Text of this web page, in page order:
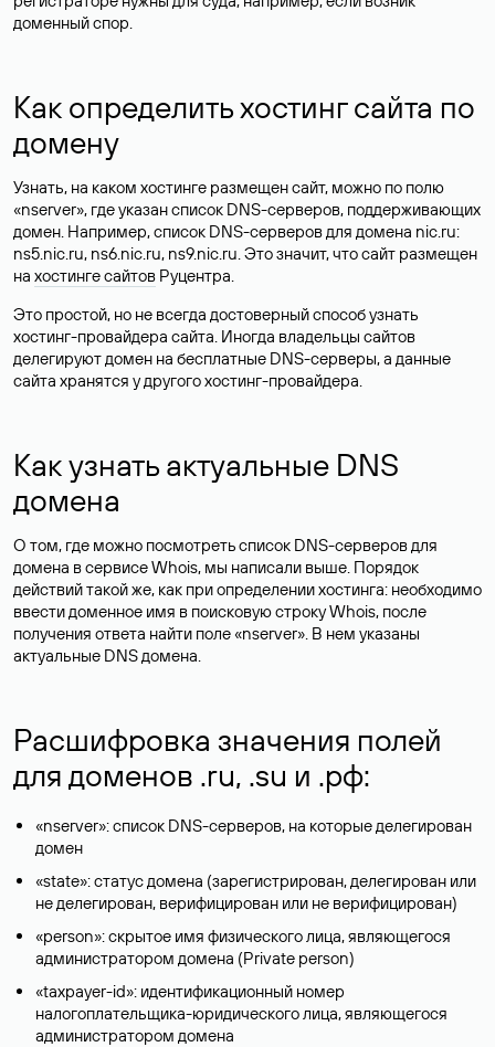
доменный спор.
Как определить хостинг сайта по
домену
Узнать, на каком хостинге размещен сайт, можно по полю
«nserver», где указан список DNS-серверов, поддерживающих
домен. Например, список DNS-серверов для домена nic.ru:
ns5.nic.ru, ns6.nic.ru, ns9.nic.ru. Это значит, что сайт размещен
на хостинге сайтов Руцентра.
Это простой, но не всегда достоверный способ узнать
хостинг-провайдера сайта. Иногда владельцы сайтов
делегируют домен на бесплатные DNS-серверы, а данные
сайта хранятся у другого хостинг-провайдера.
Как узнать актуальные DNS
домена
О том, где можно посмотреть список DNS-серверов для
домена в сервисе Whois, мы написали выше. Порядок
действий такой же, как при определении хостинга: необходимо
ввести доменное имя в поисковую строку Whois, после
получения ответа найти поле «nserver». В нем указаны
актуальные DNS домена.
Расшифровка значения полей
для доменов .ru, .su и .рф:
«nserver»: список DNS-серверов, на которые делегирован
домен
«state»: статус домена (зарегистрирован, делегирован или
не делегирован, верифицирован или не верифицирован)
«person»: скрытое имя физического лица, являющегося
администратором домена (Privatе person)
«taxpayer-id»: идентификационный номер
налогоплательщика-юридического лица, являющегося
администратором домена